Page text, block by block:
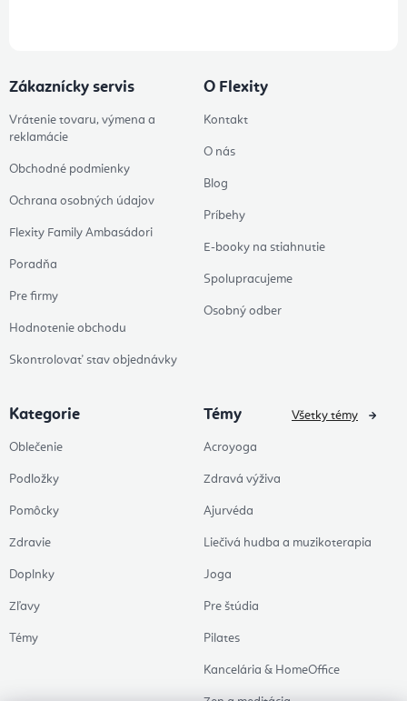
Zákaznícky servis
Vrátenie tovaru, výmena a
reklamácie
Obchodné podmienky
Ochrana osobných údajov
Flexity Family Ambasádori
Poradňa
Pre firmy
Hodnotenie obchodu
Skontrolovať stav objednávky
O Flexity
Kontakt
O nás
Blog
Príbehy
E-booky na stiahnutie
Spolupracujeme
Osobný odber
Kategorie
Oblečenie
Podložky
Pomôcky
Zdravie
Doplnky
Zľavy
Témy
Témy
Acroyoga
Zdravá výživa
Ajurvéda
Liečivá hudba a muzikoterapia
Joga
Pre štúdia
Pilates
Kancelária & HomeOffice
Všetky témy